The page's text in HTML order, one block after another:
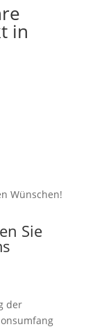
in
Wünschen!
Sie
der